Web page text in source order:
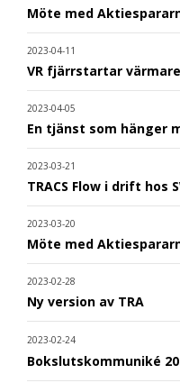
Möte med
2023-04-11
VR fjärrstartar värmare
2023-04-05
En tjänst som hänger
2023-03-21
TRACS Flow i drift hos
2023-03-20
Möte med
2023-02-28
Ny version av TRA
2023-02-24
Bokslutskommuniké